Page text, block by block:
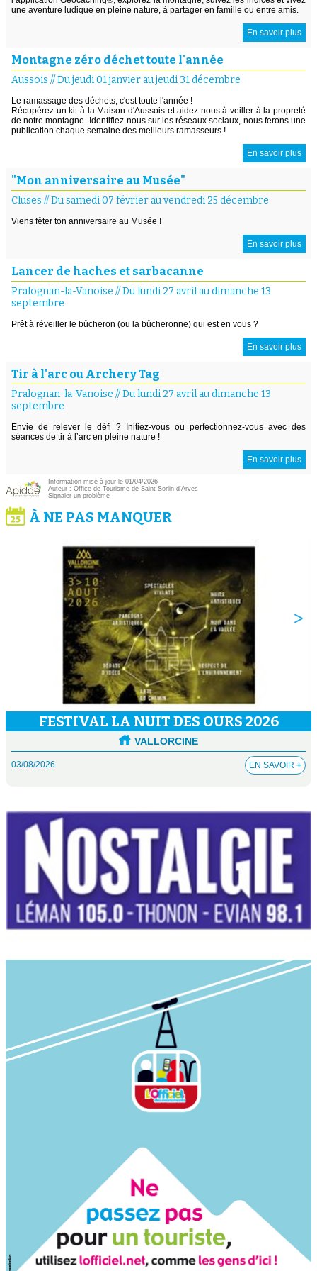
une aventure ludique en pleine nature, à partager en famille ou entre amis.
En savoir plus
Montagne zéro déchet toute l'année
Aussois //Du jeudi 01 janvier au jeudi 31 décembre
Le ramassage des déchets, c'est toute l'année !
Récupérez un kit à la Maison d'Aussois et aidez nous à veiller à la propreté
de notre montagne. Identifiez-nous sur les réseaux sociaux, nous ferons une
publication chaque semaine des meilleurs ramasseurs !
En savoir plus
"Mon anniversaire au Musée"
Cluses //Du samedi 07 février au vendredi 25 décembre
Viens fêter ton anniversaire au Musée !
En savoir plus
Lancer de haches et sarbacanne
Pralognan-la-Vanoise //Du lundi 27 avril au dimanche 13
septembre
Prêt à réveiller le bûcheron (ou la bûcheronne) qui est en vous ?
En savoir plus
Tir à l'arc ou Archery Tag
Pralognan-la-Vanoise //Du lundi 27 avril au dimanche 13
septembre
Envie de relever le défi ? Initiez-vous ou perfectionnez-vous avec des
séances de tir à l’arc en pleine nature !
En savoir plus
Information mise à jour le 01/04/2026
Auteur : Office de Tourisme de Saint-Sorlin-d'Arves
Signaler un problème
À NE PAS MANQUER
FESTIVAL LA NUIT DES OURS 2026
VALLORCINE
03/08/2026 EN SAVOIR +